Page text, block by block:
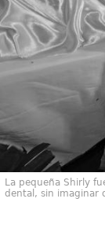
La pequeña Shirly
dental, sin imaginar